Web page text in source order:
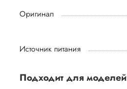
Оригинал
Источник питания
Подходит для моделей